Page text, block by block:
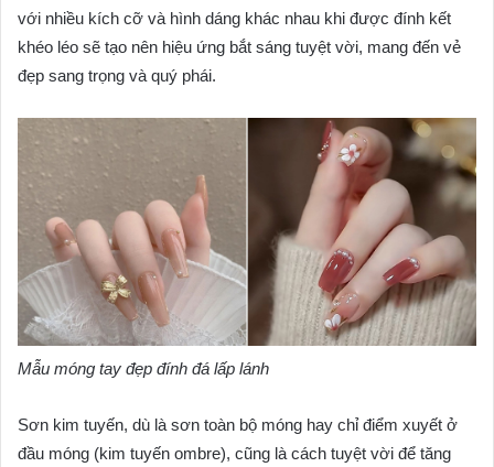
với nhiều kích cỡ và hình dáng khác nhau khi được đính kết
khéo léo sẽ tạo nên hiệu ứng bắt sáng tuyệt vời, mang đến vẻ
đẹp sang trọng và quý phái.
Mẫu móng tay đẹp đính đá lấp lánh
Sơn kim tuyến, dù là sơn toàn bộ móng hay chỉ điểm xuyết ở
đầu móng (kim tuyến ombre), cũng là cách tuyệt vời để tăng